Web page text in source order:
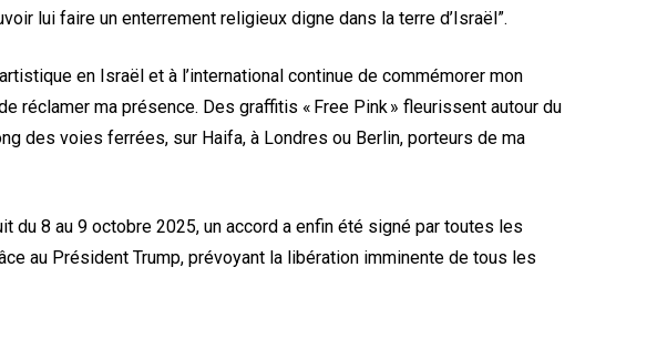
lui faire un enterrement religieux digne dans la terre d’Israël”.
en Israël et à l’international continue de commémorer mon
réclamer ma présence. Des graffitis « Free Pink » fleurissent autour du
des voies ferrées, sur Haifa, à Londres ou Berlin, porteurs de ma
du 8 au 9 octobre 2025, un accord a enfin été signé par toutes les
au Président Trump, prévoyant la libération imminente de tous les